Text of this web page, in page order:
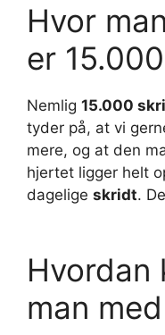
Hvor
er
Nemlig 15.000
tyder på, at vi
mere, og at den
hjertet ligger helt
dagelige skridt.
Hvordan
man